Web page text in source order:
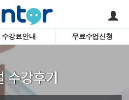
서비스안내
강사소개
회사소개
어린이
수강료안내 무료수업신청
수강후기